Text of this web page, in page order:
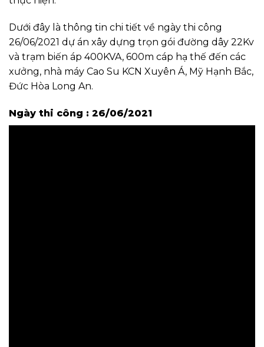
Dưới đây là thông tin chi tiết về ngày thi công
26/06/2021 dự án xây dựng trọn gói đường dây 22Kv
và trạm biến áp 400KVA, 600m cáp hạ thế đến các
xưởng, nhà máy Cao Su KCN Xuyên Á, Mỹ Hạnh Bắc,
Đức Hòa Long An.
Ngày thi công : 26/06/2021